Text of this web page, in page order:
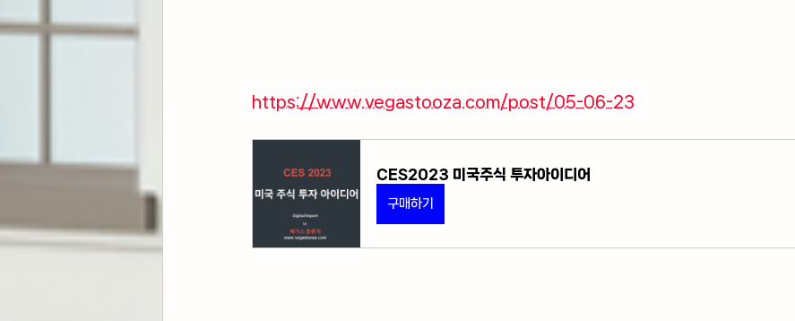
https://www.vegastooza.com/post/05-06-23
CES2023 미국주식 투자아이디어
구매하기